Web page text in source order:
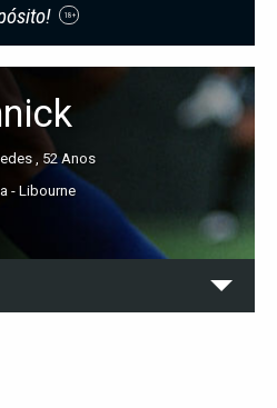
18+
, 52 Anos
- Libourne